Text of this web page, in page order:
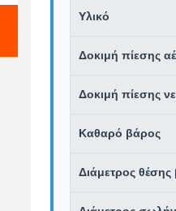
Υλικό
Δοκιμή πίεσης
Δοκιμή πίεσης
Καθαρό βάρος
Διάμετρος θέσης